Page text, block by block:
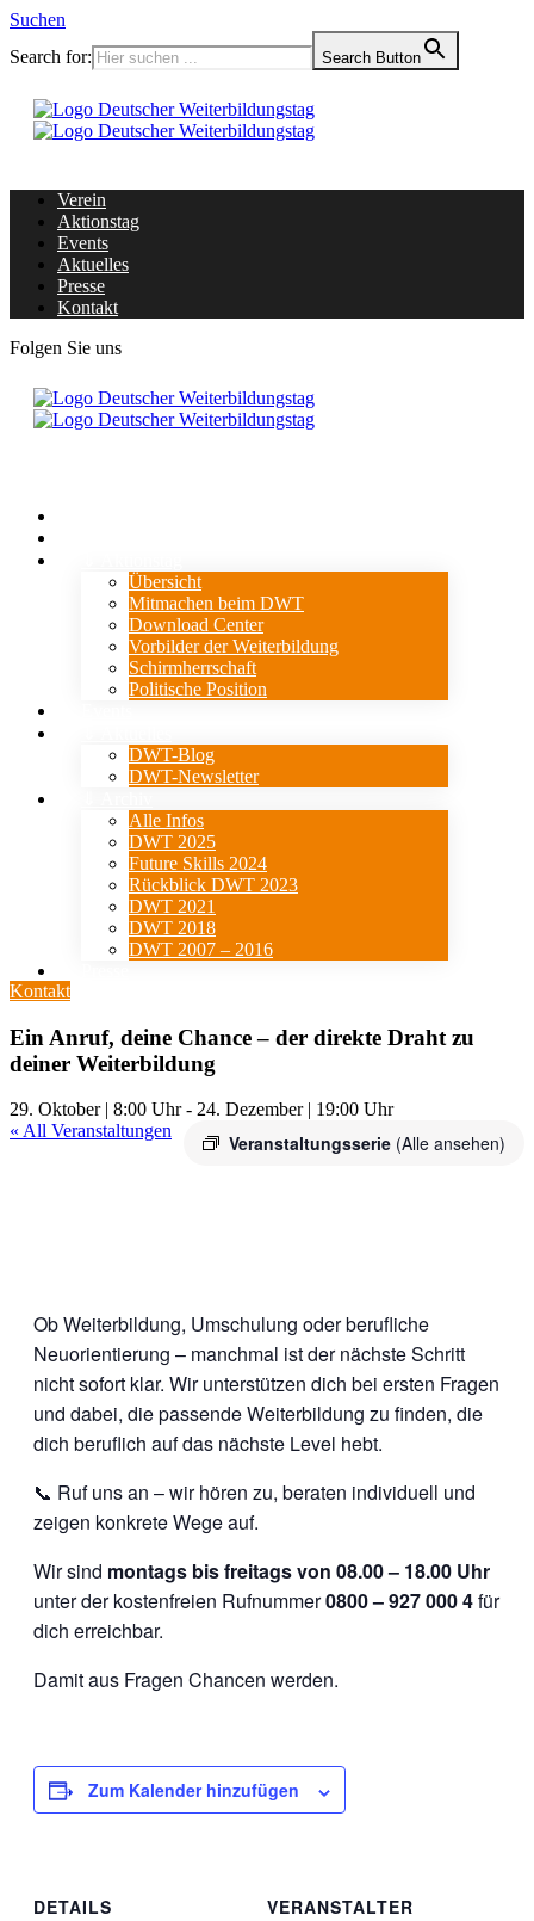
Suchen
Search for:
Search Button
Verein
Aktionstag
Events
Aktuelles
Presse
Kontakt
Folgen Sie uns
Übersicht
Mitmachen beim DWT
Download Center
Vorbilder der Weiterbildung
Schirmherrschaft
Politische Position
DWT-Blog
DWT-Newsletter
Alle Infos
DWT 2025
Future Skills 2024
Rückblick DWT 2023
DWT 2021
DWT 2018
DWT 2007 – 2016
Kontakt
Ein Anruf, deine Chance – der direkte Draht zu
deiner Weiterbildung
29. Oktober | 8:00 Uhr- 24. Dezember | 19:00 Uhr
Veranstaltungsserie (Alle ansehen)
« All Veranstaltungen
Ob Weiterbildung, Umschulung oder berufliche
Neuorientierung – manchmal ist der nächste Schritt
nicht sofort klar. Wir unterstützen dich bei ersten Fragen
und dabei, die passende Weiterbildung zu finden, die
dich beruflich auf das nächste Level hebt.
📞 Ruf uns an – wir hören zu, beraten individuell und
zeigen konkrete Wege auf.
Wir sind montags bis freitags von 08.00 – 18.00 Uhr
unter der kostenfreien Rufnummer0800 – 927 000 4für
dich erreichbar.
Damit aus Fragen Chancen werden.
Zum Kalender hinzufügen
DETAILS
VERANSTALTER